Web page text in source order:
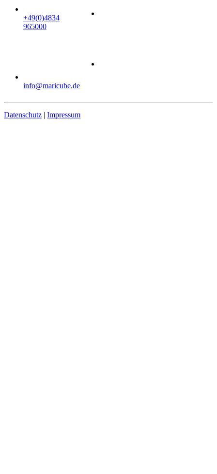
+49(0)4834
965000
info@maricube.de
Datenschutz | Impressum